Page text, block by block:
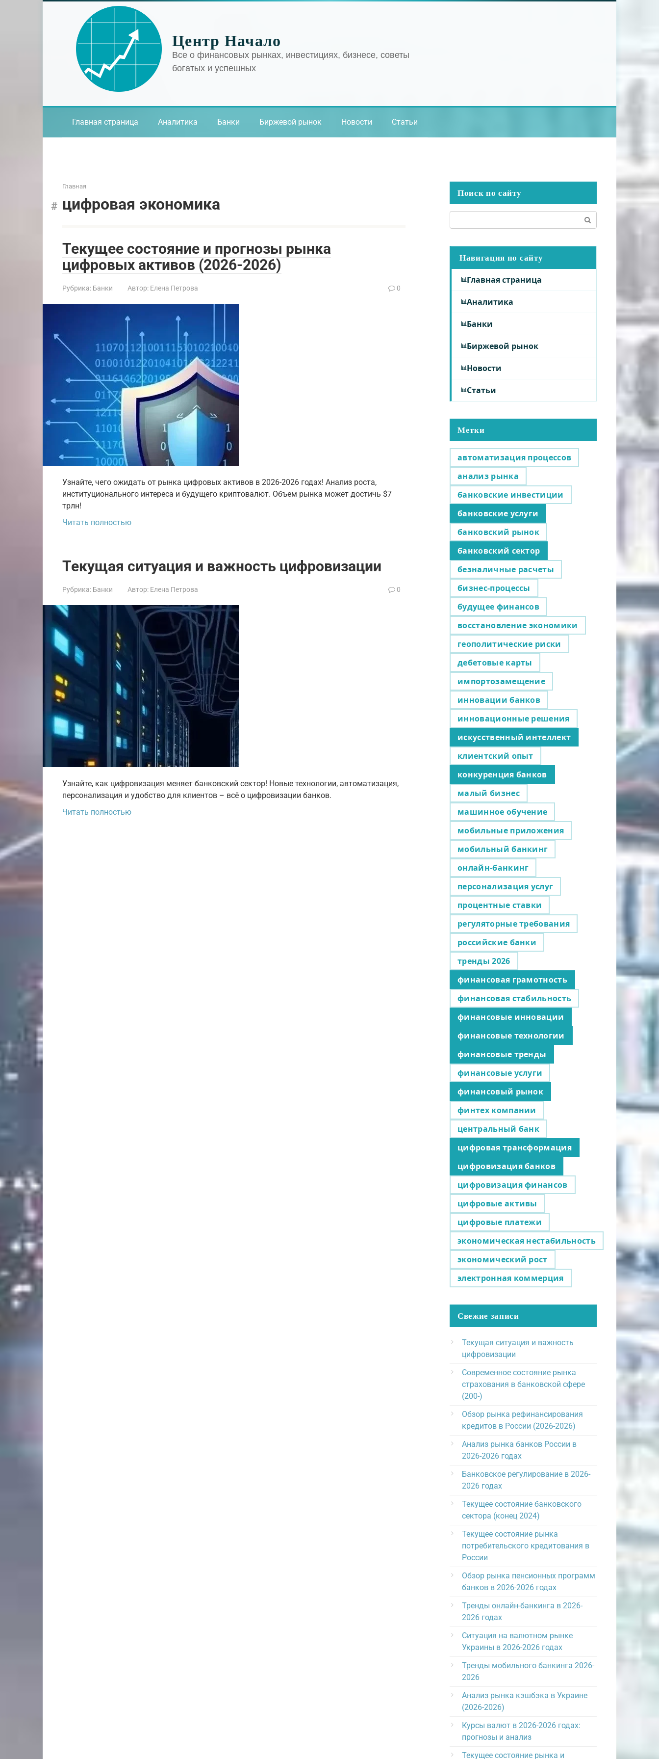
Центр Начало
Все о финансовых рынках, инвестициях, бизнесе, советы
богатых и успешных
Главная страница Аналитика Банки Биржевой рынок Новости Статьи
Главная
цифровая экономика
Текущее состояние и прогнозы рынка
цифровых активов (2026-2026)
Рубрика: Банки Автор: Елена Петрова 0
Узнайте, чего ожидать от рынка цифровых активов в 2026-2026 годах! Анализ роста,
институционального интереса и будущего криптовалют. Объем рынка может достичь $7
трлн!
Читать полностью
Текущая ситуация и важность цифровизации
Рубрика: Банки Автор: Елена Петрова 0
Узнайте, как цифровизация меняет банковский сектор! Новые технологии, автоматизация,
персонализация и удобство для клиентов – всё о цифровизации банков.
Читать полностью
Поиск по сайту
Навигация по сайту
Главная страница
Аналитика
Банки
Биржевой рынок
Новости
Статьи
Метки
автоматизация процессов
анализ рынка
банковские инвестиции
банковские услуги
банковский рынок
банковский сектор
безналичные расчеты
бизнес-процессы
будущее финансов
восстановление экономики
геополитические риски
дебетовые карты
импортозамещение
инновации банков
инновационные решения
искусственный интеллект
клиентский опыт
конкуренция банков
малый бизнес
машинное обучение
мобильные приложения
мобильный банкинг
онлайн-банкинг
персонализация услуг
процентные ставки
регуляторные требования
российские банки
тренды 2026
финансовая грамотность
финансовая стабильность
финансовые инновации
финансовые технологии
финансовые тренды
финансовые услуги
финансовый рынок
финтех компании
центральный банк
цифровая трансформация
цифровизация банков
цифровизация финансов
цифровые активы
цифровые платежи
экономическая нестабильность
экономический рост
электронная коммерция
Свежие записи
Текущая ситуация и важность
цифровизации
Современное состояние рынка
страхования в банковской сфере
(200-)
Обзор рынка рефинансирования
кредитов в России (2026-2026)
Анализ рынка банков России в
2026-2026 годах
Банковское регулирование в 2026-
2026 годах
Текущее состояние банковского
сектора (конец 2024)
Текущее состояние рынка
потребительского кредитования в
России
Обзор рынка пенсионных программ
банков в 2026-2026 годах
Тренды онлайн-банкинга в 2026-
2026 годах
Ситуация на валютном рынке
Украины в 2026-2026 годах
Тренды мобильного банкинга 2026-
2026
Анализ рынка кэшбэка в Украине
(2026-2026)
Курсы валют в 2026-2026 годах:
прогнозы и анализ
Текущее состояние рынка и